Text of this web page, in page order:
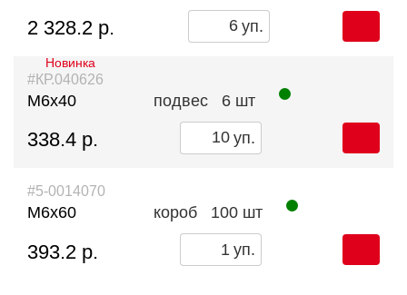
2 328.2 р. уп.
#КР.040626
Новинка
М6х40 подвес 6 шт
338.4 р. уп.
#5-0014070
М6х60 короб 100 шт
393.2 р. уп.